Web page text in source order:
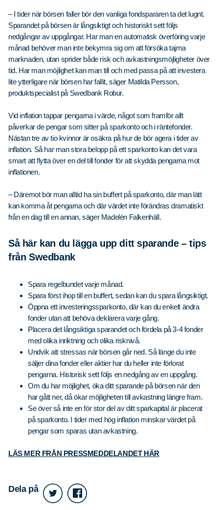
– I tider när börsen faller bör den vanliga fondspararen ta det lugnt.
Sparandet på börsen är långsiktigt och historiskt sett följs
nedgångar av uppgångar. Har man en automatisk överföring varje
månad behöver man inte bekymra sig om att försöka tajma
marknaden, utan sprider både risk och avkastningsmöjligheter över
tid. Har man möjlighet kan man till och med passa på att investera
lite ytterligare när börsen har fallit, säger Matilda Persson,
produktspecialist på Swedbank Robur.
Vid inflation tappar pengarna i värde, något som framför allt
påverkar de pengar som sitter på sparkonto och i räntefonder.
Nästan tre av tio kvinnor är osäkra på hur de bör agera i tider av
inflation. Så har man stora belopp på ett sparkonto kan det vara
smart att flytta över en del till fonder för att skydda pengarna mot
inflationen.
– Däremot bör man alltid ha sin buffert på sparkonto, där man lätt
kan komma åt pengarna och där värdet inte förändras dramatiskt
från en dag till en annan, säger Madelén Falkenhäll.
Så här kan du lägga upp ditt sparande – tips
från Swedbank
Spara regelbundet varje månad.
Spara först ihop till en buffert, sedan kan du spara långsiktigt.
Öppna ett investeringssparkonto, där kan du enkelt ändra
fonder utan att behöva deklarera varje gång.
Placera det långsiktiga sparandet och fördela på 3-4 fonder
med olika inriktning och olika risknivå.
Undvik att stressas när börsen går ned. Så länge du inte
säljer dina fonder eller aktier har du heller inte förlorat
pengarna. Historisk sett följs en nedgång av en uppgång.
Om du har möjlighet, öka ditt sparande på börsen när den
har gått ner, då ökar möjligheten till avkastning längre fram.
Se över så inte en för stor del av ditt sparkapital är placerat
på sparkonto. I tider med hög inflation minskar värdet på
pengar som sparas utan avkastning.
LÄS MER FRÅN PRESSMEDDELANDET HÄR
Dela på